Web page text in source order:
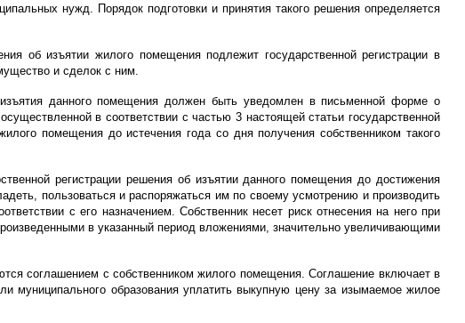
нужд. Порядок подготовки и принятия такого решения определяется
об изъятии жилого помещения подлежит государственной регистрации в
и сделок с ним.
данного помещения должен быть уведомлен в письменной форме о
в соответствии с частью 3 настоящей статьи государственной
помещения до истечения года со дня получения собственником такого
регистрации решения об изъятии данного помещения до достижения
пользоваться и распоряжаться им по своему усмотрению и производить
с его назначением. Собственник несет риск отнесения на него при
в указанный период вложениями, значительно увеличивающими
соглашением с собственником жилого помещения. Соглашение включает в
муниципального образования уплатить выкупную цену за изымаемое жилое